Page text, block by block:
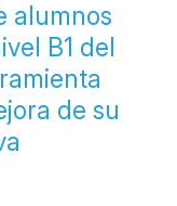
alumnos
B1 del
de su